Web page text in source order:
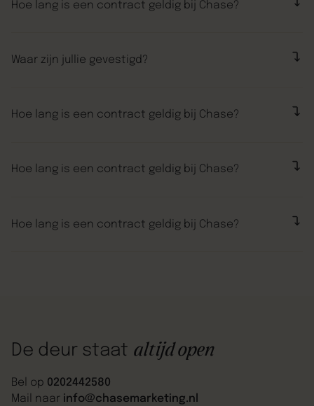
Hoe lang is een contract geldig bij Chase?
een paar maanden later, niets anders dan lof over de
manier waarop ze de veranderingen hebben
Waar zijn jullie gevestigd?
een paar maanden later, niets anders dan lof over de
manier waarop ze de veranderingen hebben
Hoe lang is een contract geldig bij Chase?
een paar maanden later, niets anders dan lof over de
manier waarop ze de veranderingen hebben
Hoe lang is een contract geldig bij Chase?
een paar maanden later, niets anders dan lof over de
manier waarop ze de veranderingen hebben
Hoe lang is een contract geldig bij Chase?
De deur staat altijd open
Bel op 0202442580
Mail naar info@chasemarketing.nl